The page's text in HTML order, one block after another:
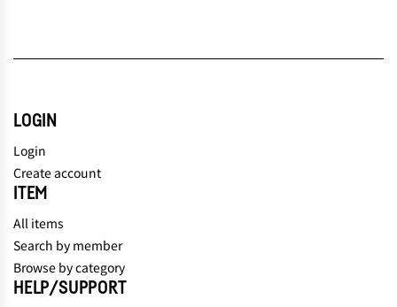
LOGIN
Login
Create account
ITEM
All items
Search by member
Browse by category
HELP/SUPPORT